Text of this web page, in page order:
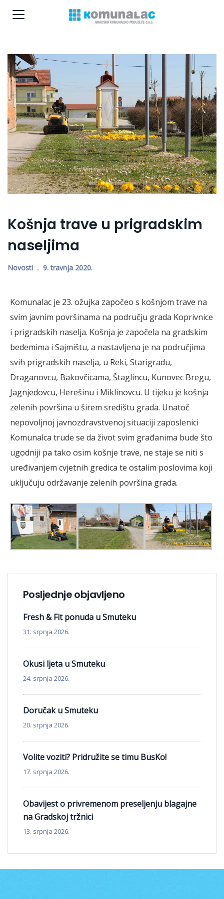
Košnja trave u prigradskim
naseljima
Novosti 9. travnja 2020.
Komunalac je 23. ožujka započeo s košnjom trave na
svim javnim površinama na području grada Koprivnice
i prigradskih naselja. Košnja je započela na gradskim
bedemima i Sajmištu, a nastavljena je na područjima
svih prigradskih naselja, u Reki, Starigradu,
Draganovcu, Bakovčicama, Štaglincu, Kunovec Bregu,
Jagnjedovcu, Herešinu i Miklinovcu. U tijeku je košnja
zelenih površina u širem središtu grada. Unatoč
nepovoljnoj javnozdravstvenoj situaciji zaposlenici
Komunalca trude se da život svim građanima bude što
ugodniji pa tako osim košnje trave, ne staje se niti s
uređivanjem cvjetnih gredica te ostalim poslovima koji
uključuju održavanje zelenih površina grada.
Posljednje objavljeno
Fresh & Fit ponuda u Smuteku
31. srpnja 2026.
Okusi ljeta u Smuteku
24. srpnja 2026.
Doručak u Smuteku
20. srpnja 2026.
Volite voziti? Pridružite se timu BusKo!
17. srpnja 2026.
Obavijest o privremenom preseljenju blagajne
na Gradskoj tržnici
13. srpnja 2026.